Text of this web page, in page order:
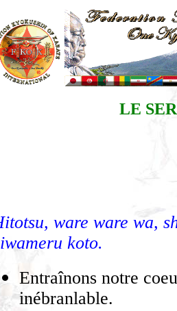
LE
ware ware wa,
koto.
Entraînons notre
inébranlable.